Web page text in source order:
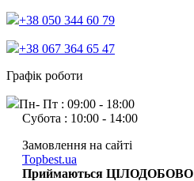
+38 050 344 60 79
+38 067 364 65 47
Графік роботи
Пн- Пт : 09:00 - 18:00
Субота : 10:00 - 14:00
Замовлення на сайті
Topbest.ua
Приймаються ЦІЛОДОБОВО